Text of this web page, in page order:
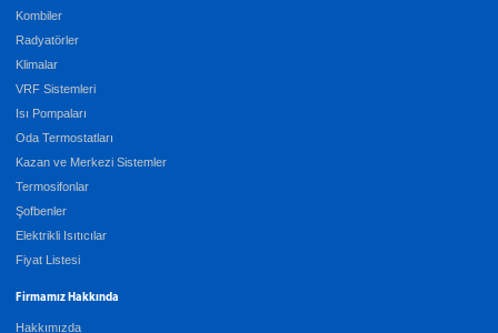
Kombiler
Radyatörler
Klimalar
VRF Sistemleri
Isı Pompaları
Oda Termostatları
Kazan ve Merkezi Sistemler
Termosifonlar
Şofbenler
Elektrikli Isıtıcılar
Fiyat Listesi
Firmamız Hakkında
Hakkımızda